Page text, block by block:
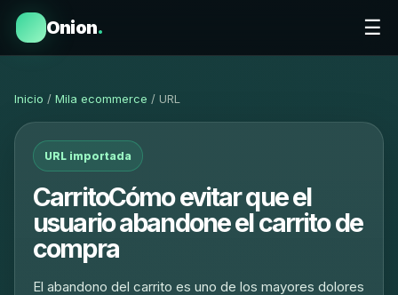
Onion. ☰
Inicio / Mila ecommerce / URL
URL importada
CarritoCómo evitar que el
usuario abandone el carrito de
compra
El abandono del carrito es uno de los mayores dolores